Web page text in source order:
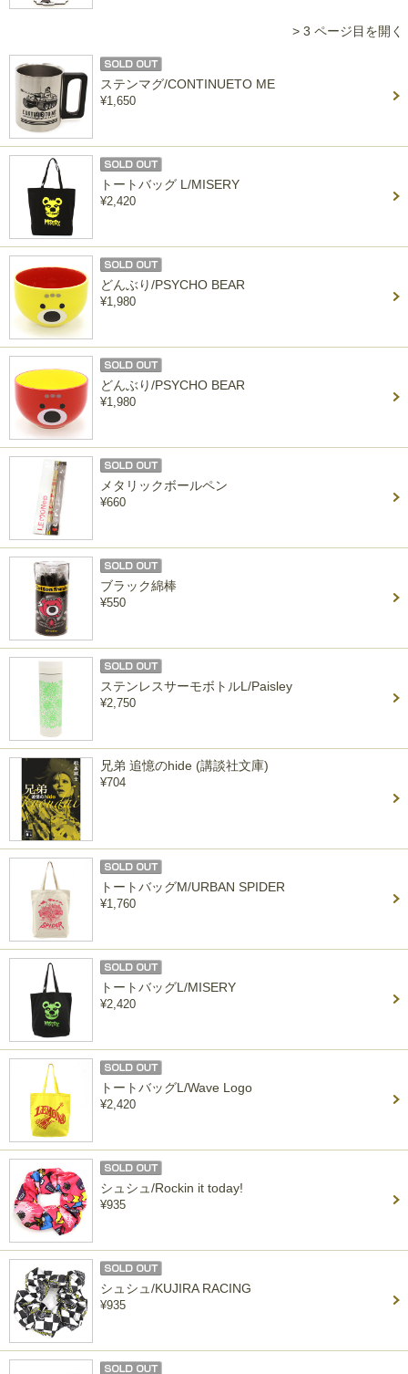
> 3 ページ目を開く
ステンマグ/CONTINUETO ME
¥1,650
トートバッグ L/MISERY
¥2,420
どんぶり/PSYCHO BEAR
¥1,980
どんぶり/PSYCHO BEAR
¥1,980
メタリックボールペン
¥660
ブラック綿棒
¥550
ステンレスサーモボトルL/Paisley
¥2,750
兄弟 追憶のhide (講談社文庫)
¥704
トートバッグM/URBAN SPIDER
¥1,760
トートバッグL/MISERY
¥2,420
トートバッグL/Wave Logo
¥2,420
シュシュ/Rockin it today!
¥935
シュシュ/KUJIRA RACING
¥935